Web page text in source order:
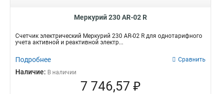
Меркурий 230 AR-02 R
Счетчик электрический Меркурий 230 AR-02 R для однотарифного
учета активной и реактивной электр...
Подробнее Сравнить
Наличие: В наличии
7 746,57 ₽